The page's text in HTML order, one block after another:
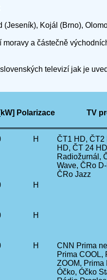
Kojál (Brno),
a částečně
televizí jak je
Polarizace TV
H
ČT1 HD, ČT2
HD, ČT 24
Radiožurnál,
Wave, ČRo
ČRo Jazz
H
H
H
CNN Prima
Prima COOL,
ZOOM, Prima
Óčko, Óčko